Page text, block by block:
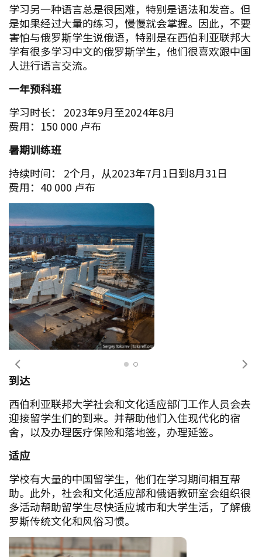
学习另一种语言总是很困难，特别是语法和发音。但
是如果经过大量的练习，慢慢就会掌握。因此，不要
害怕与俄罗斯学生说俄语，特别是在西伯利亚联邦大
学有很多学习中文的俄罗斯学生，他们很喜欢跟中国
人进行语言交流。
一年预科班
学习时长： 2023年9月至2024年8月
费用：150 000 卢布
暑期训练班
持续时间： 2个月，从2023年7月1日到8月31日
费用：40 000 卢布
前一个 下
到达
西伯利亚联邦大学社会和文化适应部门工作人员会去
迎接留学生们的到来。并帮助他们入住现代化的宿
舍，以及办理医疗保险和落地签，办理延签。
适应
学校有大量的中国留学生，他们在学习期间相互帮
助。此外，社会和文化适应部和俄语教研室会组织很
多活动帮助留学生尽快适应城市和大学生活，了解俄
罗斯传统文化和风俗习惯。